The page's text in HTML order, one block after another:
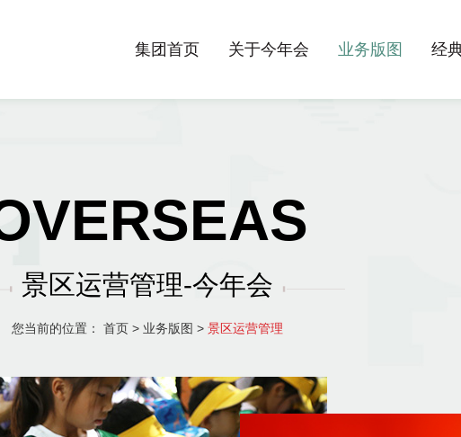
集团首页 关于今年会 业务版图 经
景区运营管理-今年会
您当前的位置： 首页 > 业务版图 > 景区运营管理